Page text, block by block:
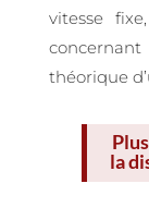
vitesse
théorique
la